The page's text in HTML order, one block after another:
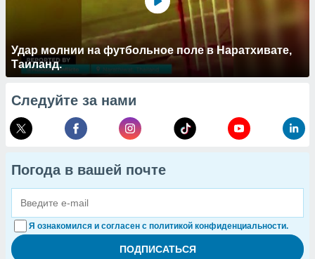
Удар молнии на футбольное поле в Наратхивате,
Таиланд.
Следуйте за нами
Погода в вашей почте
Я ознакомился и согласен с политикой конфиденциальности.